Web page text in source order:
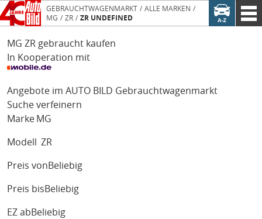
GEBRAUCHTWAGENMARKT
ALLE MARKEN
MG
ZR ZR UNDEFINED
MG ZR gebraucht kaufen
In Kooperation mit
Angebote im AUTO BILD Gebrauchtwagenmarkt
Suche verfeinern
Marke MG
Modell ZR
Preis von Beliebig
Preis bis Beliebig
EZ ab Beliebig